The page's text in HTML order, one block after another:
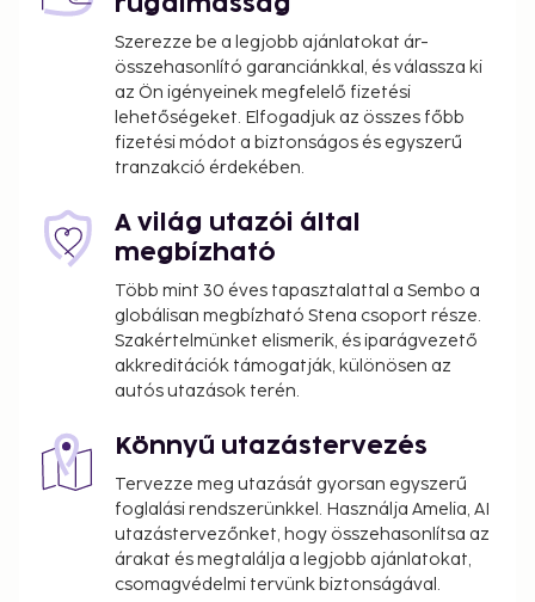
Szerezze be a legjobb ajánlatokat ár-
összehasonlító garanciánkkal, és válassza ki
az Ön igényeinek megfelelő fizetési
lehetőségeket. Elfogadjuk az összes főbb
fizetési módot a biztonságos és egyszerű
tranzakció érdekében.
A világ utazói által
megbízható
Több mint 30 éves tapasztalattal a Sembo a
globálisan megbízható Stena csoport része.
Szakértelmünket elismerik, és iparágvezető
akkreditációk támogatják, különösen az
autós utazások terén.
Könnyű utazástervezés
Tervezze meg utazását gyorsan egyszerű
foglalási rendszerünkkel. Használja Amelia, AI
utazástervezőnket, hogy összehasonlítsa az
árakat és megtalálja a legjobb ajánlatokat,
csomagvédelmi tervünk biztonságával.